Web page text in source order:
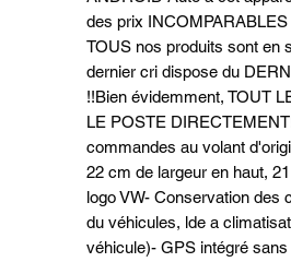
des prix
TOUS nos produits sont en
dernier cri dispose du
!!Bien évidemment, TOUT
LE POSTE
commandes au volant
22 cm de largeur en haut,
logo VW- Conservation des
du véhicules, lde a
véhicule)- GPS intégré